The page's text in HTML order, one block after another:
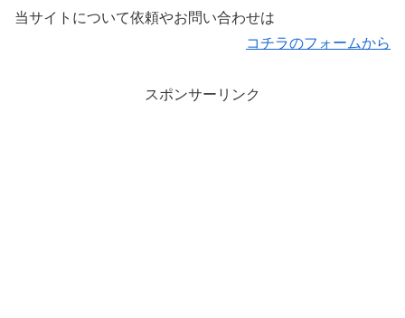
当サイトについて依頼やお問い合わせは
コチラのフォームから
スポンサーリンク